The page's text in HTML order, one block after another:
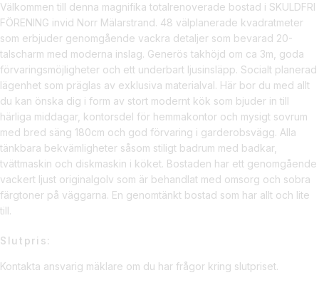
Välkommen till denna magnifika totalrenoverade bostad i SKULDFRI
FÖRENING invid Norr Mälarstrand. 48 välplanerade kvadratmeter
som erbjuder genomgående vackra detaljer som bevarad 20-
talscharm med moderna inslag. Generös takhöjd om ca 3m, goda
förvaringsmöjligheter och ett underbart ljusinsläpp. Socialt planerad
lägenhet som präglas av exklusiva materialval. Här bor du med allt
du kan önska dig i form av stort modernt kök som bjuder in till
härliga middagar, kontorsdel för hemmakontor och mysigt sovrum
med bred säng 180cm och god förvaring i garderobsvägg. Alla
tänkbara bekvämligheter såsom stiligt badrum med badkar,
tvättmaskin och diskmaskin i köket. Bostaden har ett genomgående
vackert ljust originalgolv som är behandlat med omsorg och sobra
färgtoner på väggarna. En genomtänkt bostad som har allt och lite
till.
Slutpris:
Kontakta ansvarig mäklare om du har frågor kring slutpriset.